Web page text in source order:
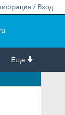
/ Вход
Еще